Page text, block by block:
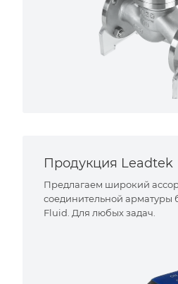
Продукция Leadtek
Предлагаем широкий
соединительной арматуры
Fluid. Для любых задач.